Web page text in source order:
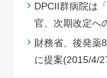
DPCII群病院は
官、次期改定へ
財務省、後発薬
に提案(2015/4/